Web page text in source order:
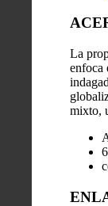
La
enfoca
mixto,